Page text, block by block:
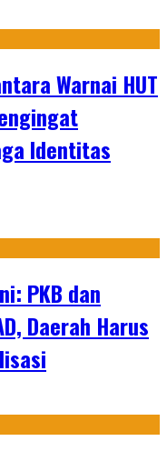
Warnai HUT
Identitas
PKB dan
Daerah Harus